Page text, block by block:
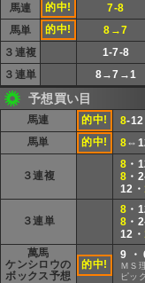
馬連 的中! 7-8
馬単 的中! 8→7
３連複 1-7-8
３連単 8→7→1
予想買い目
馬連 的中! 8-
馬単
的中! 8
３連複
8 ・
8 ・
12・
３連単
8 ・
8 ・
12・
萬馬
ケンシロウの
ボックス予想
的中!
9 ・
ＭＳ
ピッ